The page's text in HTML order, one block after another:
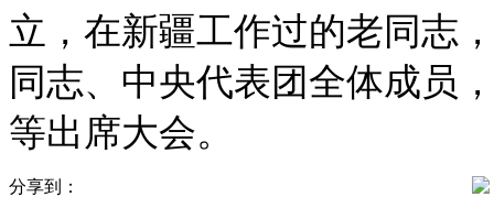
立，在新疆工作过的老同志
同志、中央代表团全体成员
等出席大会。
分享到：